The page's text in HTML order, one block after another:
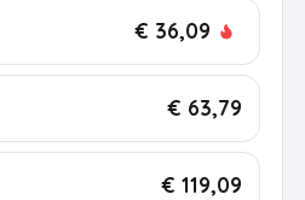
€ 36,09
€ 63,79
€ 119,09